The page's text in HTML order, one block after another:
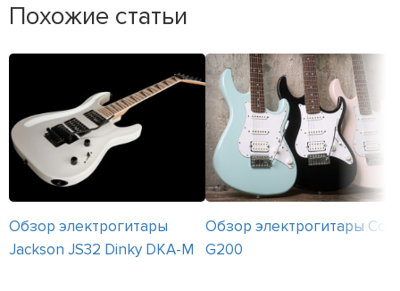
Похожие статьи
Обзор электрогитары
Jackson JS32 Dinky DKA-M
Обзор электрогитары Cort
G200